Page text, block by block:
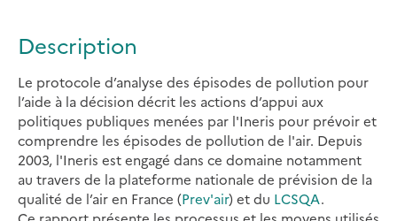
Description
Le protocole d’analyse des épisodes de pollution pour
l’aide à la décision décrit les actions d’appui aux
politiques publiques menées par l'Ineris pour prévoir et
comprendre les épisodes de pollution de l'air. Depuis
2003, l'Ineris est engagé dans ce domaine notamment
au travers de la plateforme nationale de prévision de la
qualité de l’air en France (Prev'air) et du LCSQA.